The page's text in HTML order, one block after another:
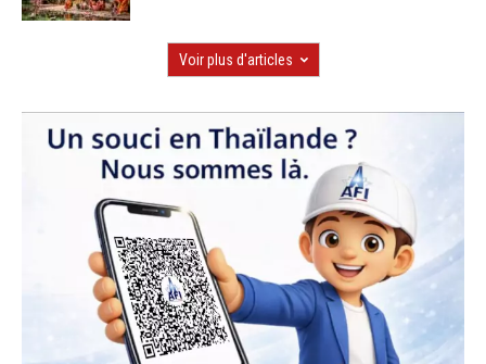
Voir plus d'articles